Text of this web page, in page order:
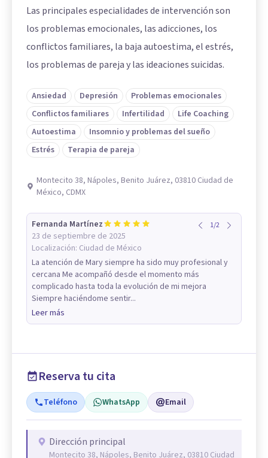
Las principales especialidades de intervención son
los problemas emocionales, las adicciones, los
conflictos familiares, la baja autoestima, el estrés,
los problemas de pareja y las ideaciones suicidas.
Ansiedad Depresión
Problemas emocionales
Conflictos familiares
Infertilidad
Life Coaching
Autoestima
Insomnio y problemas del sueño
Estrés
Terapia de pareja
Montecito 38, Nápoles, Benito Juárez, 03810 Ciudad de
México, CDMX
Fernanda Martínez
23 de septiembre de 2025
Localización: Ciudad de México
1/2
La atención de Mary siempre ha sido muy profesional y
cercana Me acompañó desde el momento más
complicado hasta toda la evolución de mi mejora
Siempre haciéndome sentir...
Leer más
Reserva tu cita
Teléfono WhatsApp Email
Dirección principal
Montecito 38, Nápoles, Benito Juárez, 03810 Ciudad